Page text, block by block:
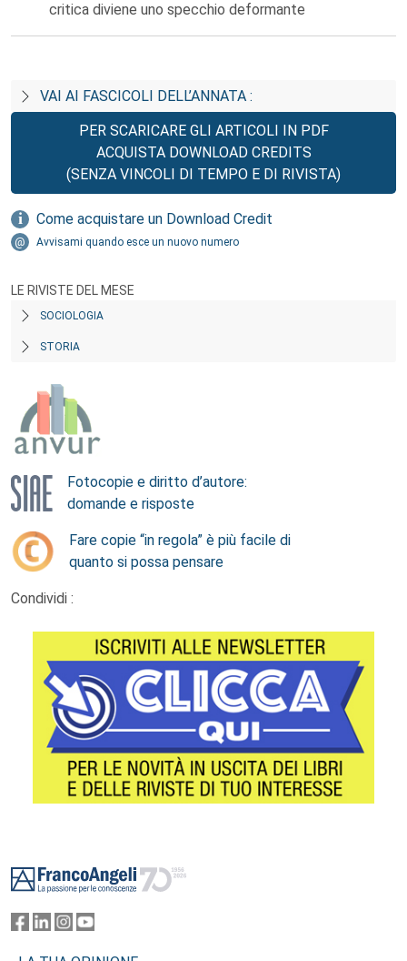
critica diviene uno specchio deformante
VAI AI FASCICOLI DELL’ANNATA :
PER SCARICARE GLI ARTICOLI IN PDF
ACQUISTA DOWNLOAD CREDITS
(SENZA VINCOLI DI TEMPO E DI RIVISTA)
Come acquistare un Download Credit
Avvisami quando esce un nuovo numero
LE RIVISTE DEL MESE
SOCIOLOGIA
STORIA
Fotocopie e diritto d’autore:
domande e risposte
Fare copie “in regola” è più facile di
quanto si possa pensare
Condividi :